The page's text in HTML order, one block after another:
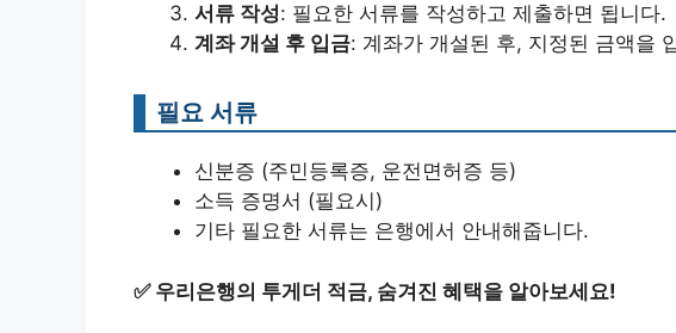
서류 작성: 필요한 서류를 작성하고 제출하면 됩니다.
계좌 개설 후 입금: 계좌가 개설된 후, 지정된 금액을
필요 서류
신분증 (주민등록증, 운전면허증 등)
소득 증명서 (필요시)
기타 필요한 서류는 은행에서 안내해줍니다.
✅ 우리은행의 투게더 적금, 숨겨진 혜택을 알아보세요!